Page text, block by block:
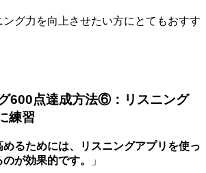
ング力を向上させたい方にとてもおすす
600点達成方法⑥：リスニング
練習
めるためには、リスニングアプリを使っ
が効果的です。
」